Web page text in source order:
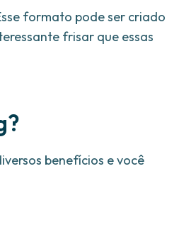
formato pode ser criado
frisar que essas
benefícios e você